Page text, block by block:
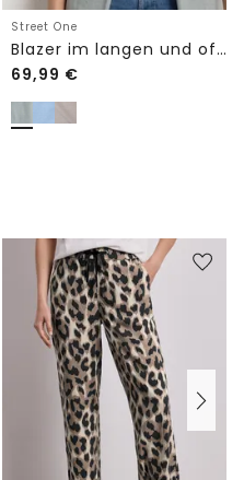
Street One
Blazer im langen und offenen Schnitt
69,99 €